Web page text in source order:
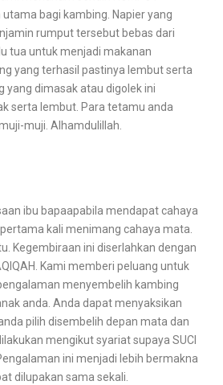
utama bagi kambing. Napier yang
rumput tersebut bebas dari
tua untuk menjadi makanan
yang terhasil pastinya lembut serta
yang dimasak atau digolek ini
serta lembut. Para tetamu anda
muji. Alhamdulillah.
ibu bapaapabila mendapat cahaya
kali menimang cahaya mata.
Kegembiraan ini diserlahkan dengan
Kami memberi peluang untuk
menyembelih kambing
anda. Anda dapat menyaksikan
pilih disembelih depan mata dan
mengikut syariat supaya SUCI
ini menjadi lebih bermakna
dilupakan sama sekali.